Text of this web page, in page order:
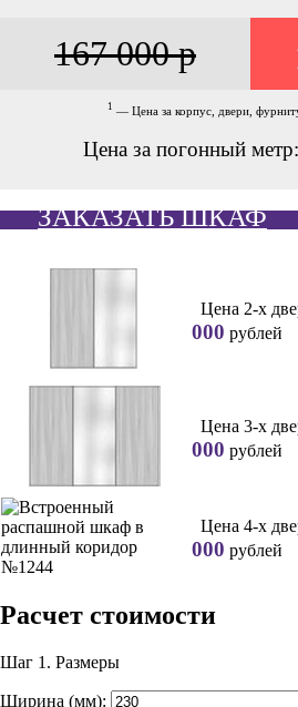
167 000 р
1 — Цена за корпус, двери,
Цена за погонный
ЗАКАЗАТЬ ШКАФ
Цена 2-х
000 рублей
Цена 3-х
000 рублей
Цена 4-х
000 рублей
Расчет стоимости
Шаг 1. Размеры
Ширина (мм):